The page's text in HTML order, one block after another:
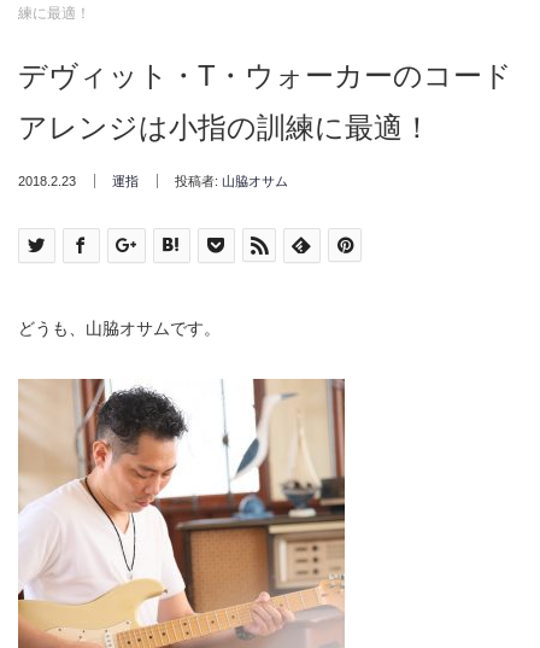
練に最適！
デヴィット・T・ウォーカーのコード
アレンジは小指の訓練に最適！
2018.2.23 運指 投稿者: 山脇オサム
どうも、山脇オサムです。